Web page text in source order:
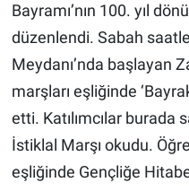
Bayramı’nın 100. yıl
düzenlendi. Sabah
Meydanı’nda başlayan
marşları eşliğinde
etti. Katılımcılar burada
İstiklal Marşı okudu.
eşliğinde Gençliğe